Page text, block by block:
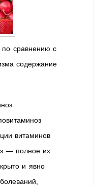
сравнению с
содержание
витаминов
— полное их
и явно